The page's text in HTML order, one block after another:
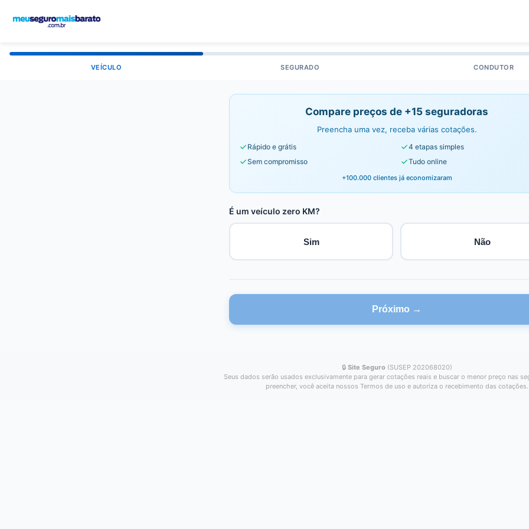
VEÍCULO SEGURADO CONDUTOR
Compare preços de +15 seguradoras
Preencha uma vez, receba várias cotações.
Rápido e grátis
4 etapas simples
Sem compromisso
Tudo online
+100.000 clientes já economizaram
É um veículo zero KM?
Sim Não
Próximo →
🔒 Site Seguro (SUSEP 202068020)
Seus dados serão usados exclusivamente para gerar cotações reais e buscar o menor preço nas
preencher, você aceita nossos Termos de uso e autoriza o recebimento das cotações.